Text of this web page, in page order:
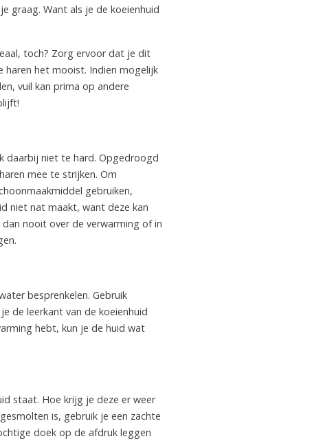
graag. Want als je de koeienhuid
toch? Zorg ervoor dat je dit
het mooist. Indien mogelijk
vuil kan prima op andere
daarbij niet te hard. Opgedroogd
mee te strijken. Om
gebruiken,
niet nat maakt, want deze kan
nooit over de verwarming of in
besprenkelen. Gebruik
de leerkant van de koeienhuid
hebt, kun je de huid wat
staat. Hoe krijg je deze er weer
is, gebruik je een zachte
doek op de afdruk leggen